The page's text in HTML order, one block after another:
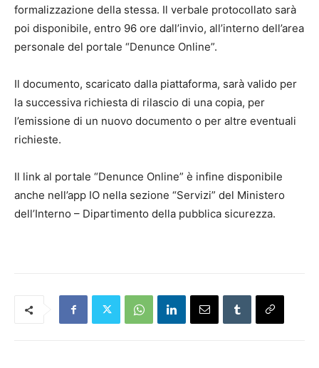
formalizzazione della stessa. Il verbale protocollato sarà
poi disponibile, entro 96 ore dall’invio, all’interno dell’area
personale del portale “Denunce Online”.
Il documento, scaricato dalla piattaforma, sarà valido per
la successiva richiesta di rilascio di una copia, per
l’emissione di un nuovo documento o per altre eventuali
richieste.
Il link al portale “Denunce Online” è infine disponibile
anche nell’app IO nella sezione “Servizi” del Ministero
dell’Interno – Dipartimento della pubblica sicurezza.